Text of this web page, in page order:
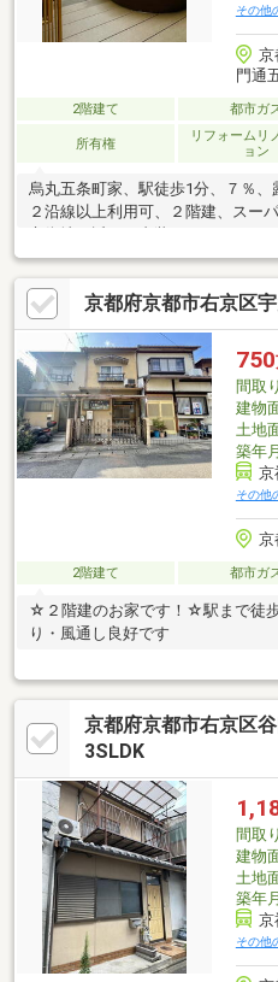
その他
京
門通
2階建て 都市ガ
所有権
リフォームリ
ョン
烏丸五条町家、駅徒歩1分、７％、
２沿線以上利用可、２階建、スー
坦、和室、整形地、シャワー付洗
水洗浄便座、浴室に窓、ＴＶモニ
全居室６畳以上、都市ガス、平坦地
京都府京都市右京区
750
間取り
建物
土地
築年
京
その他
京
2階建て 都市ガ
☆２階建のお家です！☆駅まで徒
り・風通し良好です
京都府京都市右京区
3SLDK
間取り
建物
土地
築年月
京
その他